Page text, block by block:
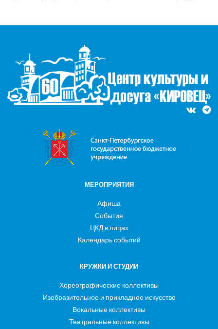
МЕРОПРИЯТИЯ
Афиша
События
ЦКД в лицах
Календарь событий
КРУЖКИ И СТУДИИ
Хореографические коллективы
Изобразительное и прикладное искусство
Вокальные коллективы
Театральные коллективы